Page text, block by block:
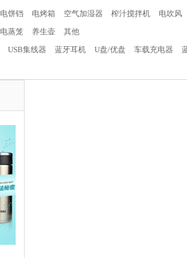
电饼铛 电烤箱 空气加湿器 榨汁搅拌机 电吹风
电蒸笼 养生壶
其他
USB集线器 蓝牙耳机 U盘/优盘 车载充电器